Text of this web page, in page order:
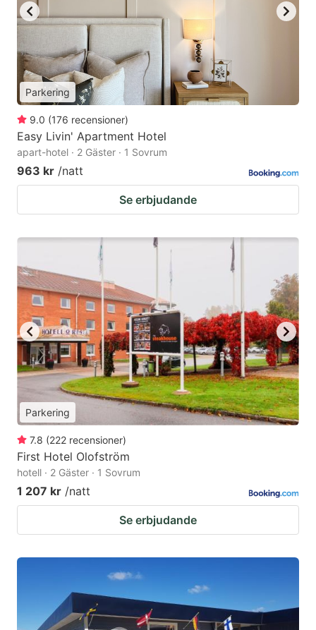
Parkering
9.0 (176 recensioner)
Easy Livin' Apartment Hotel
apart-hotel · 2 Gäster · 1 Sovrum
963 kr /natt
Se erbjudande
Parkering
7.8 (222 recensioner)
First Hotel Olofström
hotell · 2 Gäster · 1 Sovrum
1 207 kr /natt
Se erbjudande